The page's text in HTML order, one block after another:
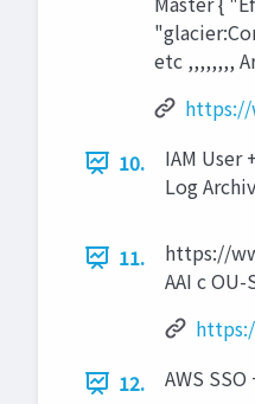
etc ,,,,,,,,
https://
10.
IAM User
Log
11.
https://
AAI c
12.
AWS